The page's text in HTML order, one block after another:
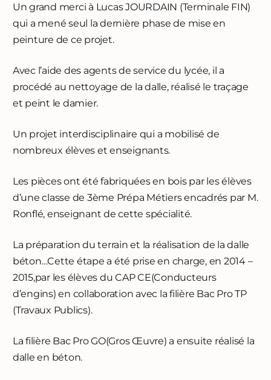
Un grand merci à Lucas JOURDAIN (Terminale FIN)
qui a mené seul la dernière phase de mise en
peinture de ce projet.
Avec l’aide des agents de service du lycée, il a
procédé au nettoyage de la dalle, réalisé le traçage
et peint le damier.
Un projet interdisciplinaire qui a mobilisé de
nombreux élèves et enseignants.
Les pièces ont été fabriquées en bois par les élèves
d’une classe de 3ème Prépa Métiers encadrés par M.
Ronflé, enseignant de cette spécialité.
La préparation du terrain et la réalisation de la dalle
béton…Cette étape a été prise en charge, en 2014 –
2015,par les élèves du CAP CE(Conducteurs
d’engins) en collaboration avec la filière Bac Pro TP
(Travaux Publics).
La filière Bac Pro GO(Gros Œuvre) a ensuite réalisé la
dalle en béton.